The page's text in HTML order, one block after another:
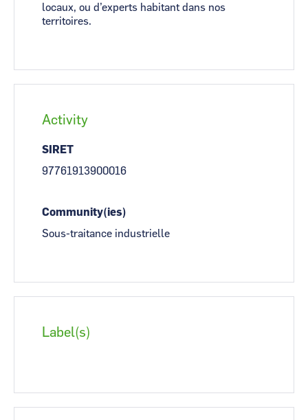
locaux, ou d’experts habitant dans nos
territoires.
Activity
SIRET
97761913900016
Community(ies)
Sous-traitance industrielle
Label(s)